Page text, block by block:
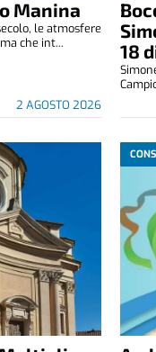
Manina
2 AGOSTO 2026
le atmosfere
che int...
18